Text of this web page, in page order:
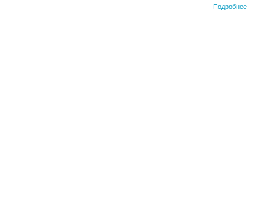
Подробнее